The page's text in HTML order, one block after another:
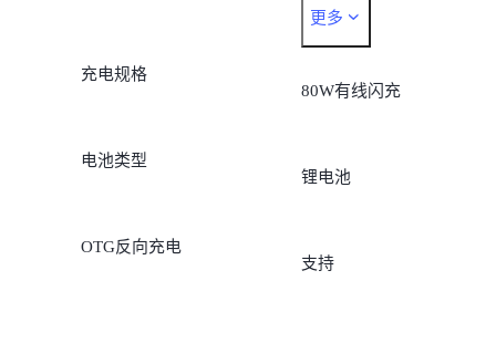
4895mAh（3.91V）
额定能量：19.14Wh
更多
充电规格
80W有线闪充
电池类型
锂电池
OTG反向充电
支持